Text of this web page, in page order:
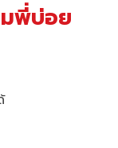
มพี่บ่อย